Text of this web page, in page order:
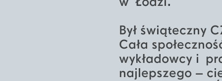
Był świąteczny
Cała
wykładowcy i
najlepszego –